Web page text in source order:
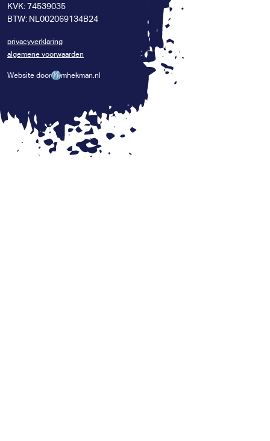
KVK: 74539035
BTW: NL002069134B24
privacyverklaring
algemene voorwaarden
Website door mhekman.nl